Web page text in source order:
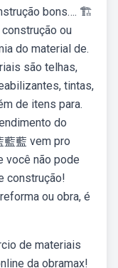
bons…. 🏗️
ou
do material de.
são telhas,
tintas,
de itens para.
do
藍 vem pro
você não pode
construção!
ou obra, é
de materiais
da obramax!